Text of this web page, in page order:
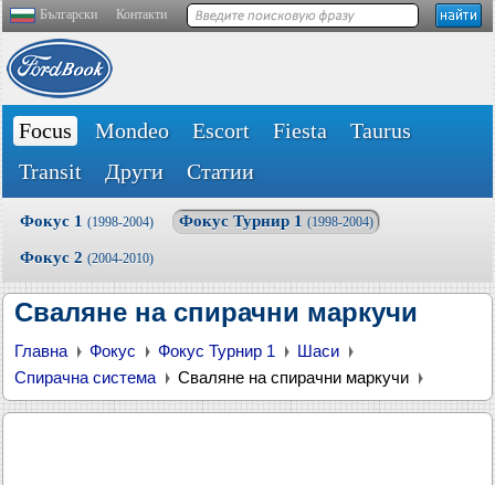
Български Контакти
Focus Mondeo Escort Fiesta
Taurus
Transit
Други Статии
Фокус 1 (1998-2004) Фокус Турнир 1 (1998-2004)
Фокус 2 (2004-2010)
Сваляне на спирачни маркучи
Главна Фокус Фокус Турнир 1
Шаси
Спирачна система
Сваляне на спирачни маркучи